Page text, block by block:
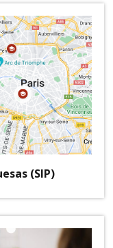
(SIP)